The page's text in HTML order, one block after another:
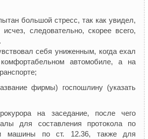
большой стресс, так как увидел,
следовательно, скорее всего,
себя униженным, когда ехал
автомобиле, а на
фирмы) госпошлину (указать
на заседание, после чего
для составления протокола по
машины по ст. 12.36, также для